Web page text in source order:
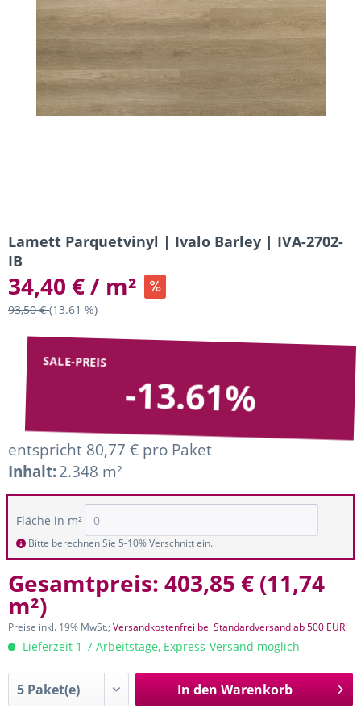
Lamett Parquetvinyl | Ivalo Barley | IVA-2702-
IB
34,40 € / m²
93,50 €(13.61 %)
SALE-PREIS
-13.61%
entspricht 80,77 € pro Paket
Inhalt:2.348 m²
Fläche in m²
Bitte berechnen Sie 5-10% Verschnitt ein.
Gesamtpreis: 403,85 € (11,74
m²)
Preise inkl. 19% MwSt.;Versandkostenfrei bei Standardversand ab 500 EUR!
Lieferzeit 1-7 Arbeitstage, Express-Versand möglich
In den Warenkorb